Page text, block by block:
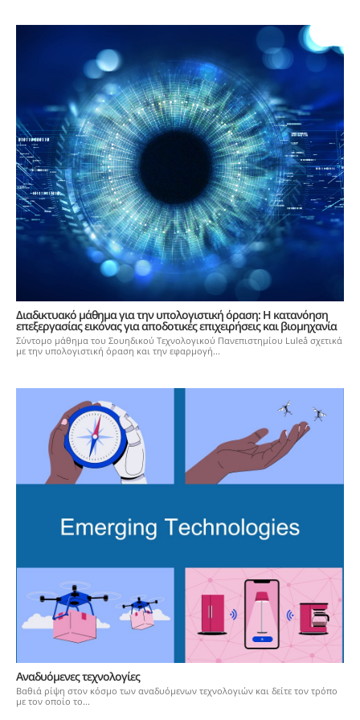
Διαδικτυακό μάθημα για την υπολογιστική όραση: Η κατανόηση
επεξεργασίας εικόνας για αποδοτικές επιχειρήσεις και βιομηχανία
Σύντομο μάθημα του Σουηδικού Τεχνολογικού Πανεπιστημίου Luleå σχετικά
με την υπολογιστική όραση και την εφαρμογή...
Αναδυόμενες τεχνολογίες
Βαθιά ρίψη στον κόσμο των αναδυόμενων τεχνολογιών και δείτε τον τρόπο
με τον οποίο το...